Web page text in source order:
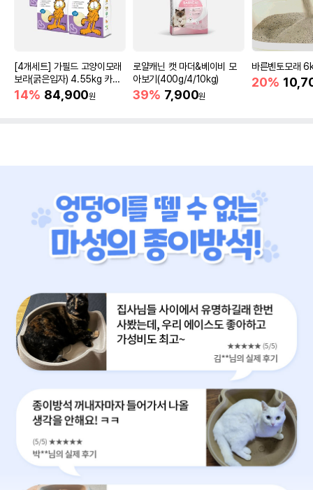
[4개세트] 가필드 고양이모래
보라(굵은입자) 4.55kg 카사
바모래
14% 84,900원
로얄캐닌 캣 마더&베이비 모
아보기(400g/4/10kg)
39% 7,900원
바른벤토모래
20%